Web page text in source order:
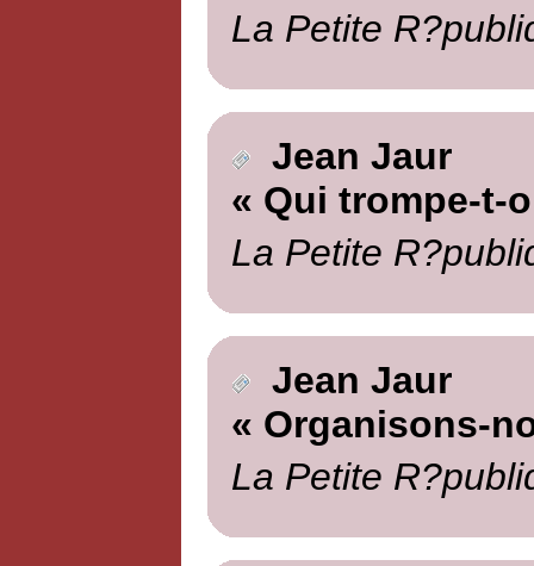
La Petite
Jean Jaur
« Qui trompe-t-
La Petite
Jean Jaur
« Organisons-
La Petite